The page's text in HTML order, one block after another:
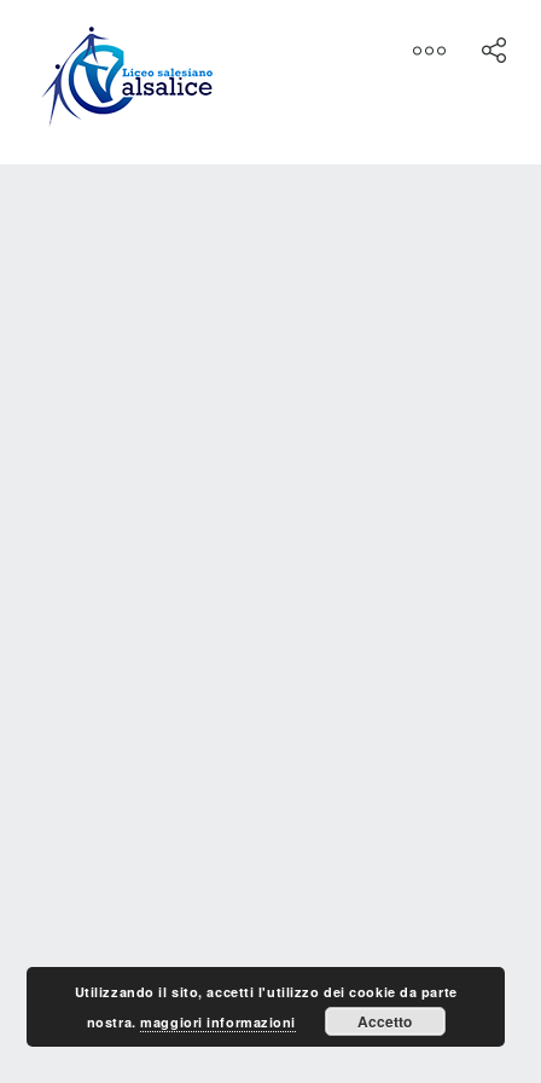
Utilizzando il sito, accetti l'utilizzo dei cookie da parte
nostra.maggiori informazioni Accetto